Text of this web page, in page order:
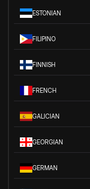
ESTONIAN
FILIPINO
FINNISH
FRENCH
GALICIAN
GEORGIAN
GERMAN